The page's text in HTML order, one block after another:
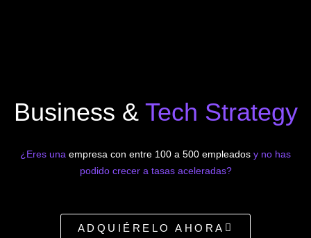
Business & Tech Strategy
¿Eres una empresa con entre 100 a 500 empleados y no has
podido crecer a tasas aceleradas?
ADQUIÉRELO AHORA